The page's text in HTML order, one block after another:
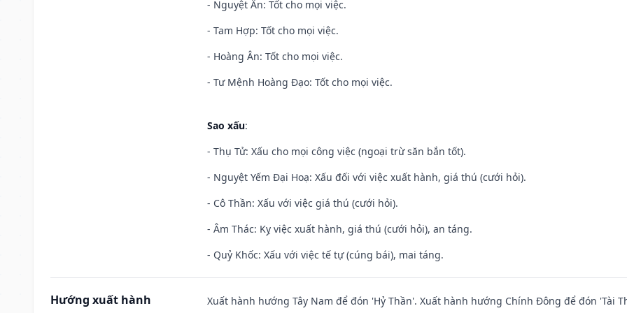
- Nguyệt Ân: Tốt cho mọi việc.
- Tam Hợp: Tốt cho mọi việc.
- Hoàng Ân: Tốt cho mọi việc.
- Tư Mệnh Hoàng Đạo: Tốt cho mọi việc.
Sao xấu:
- Thụ Tử: Xấu cho mọi công việc (ngoại trừ săn bắn tốt).
- Nguyệt Yếm Đại Hoạ: Xấu đối với việc xuất hành, giá thú (cưới hỏi).
- Cô Thần: Xấu với việc giá thú (cưới hỏi).
- Âm Thác: Kỵ việc xuất hành, giá thú (cưới hỏi), an táng.
- Quỷ Khốc: Xấu với việc tế tự (cúng bái), mai táng.
Hướng xuất hành Xuất hành hướng Tây Nam để đón 'Hỷ Thần'. Xuất hành hướng Chính Đông để đón 'Tài